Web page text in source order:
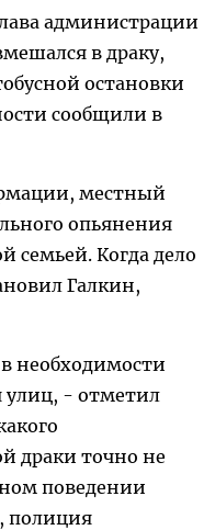
администрации
в драку,
остановки
сообщили в
местный
опьянения
семьей. Когда дело
Галкин,
необходимости
улиц, - отметил
драки точно не
поведении
полиция